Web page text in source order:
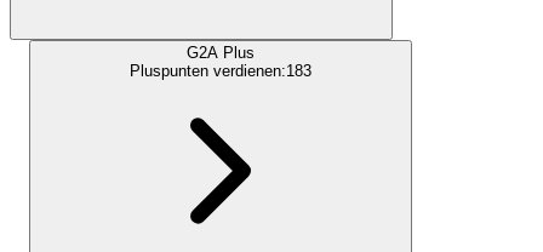
G2A Plus
Pluspunten verdienen:183